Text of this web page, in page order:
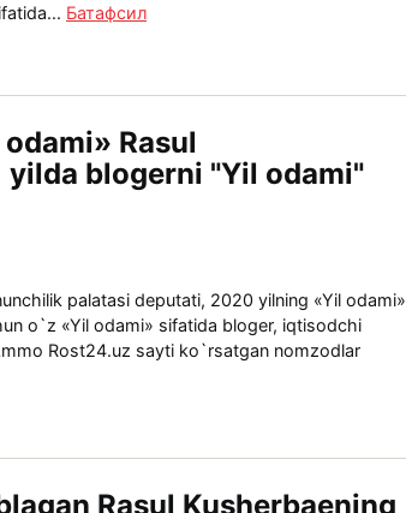
Батафсил
Rasul
yilda blogerni "Yil odami"
palatasi deputati, 2020 yilning «Yil odami»
o`z «Yil odami» sifatida bloger, iqtisodchi
Rost24.uz sayti ko`rsatgan nomzodlar
Rasul Kusherbaening